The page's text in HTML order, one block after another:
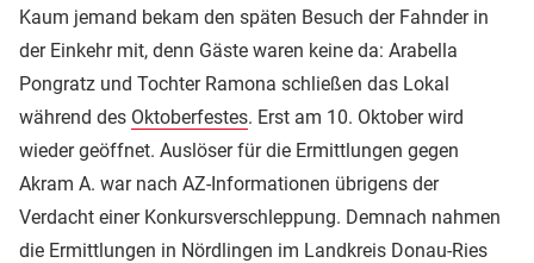
Kaum jemand bekam den späten Besuch der Fahnder in
der Einkehr mit, denn Gäste waren keine da: Arabella
Pongratz und Tochter Ramona schließen das Lokal
während des Oktoberfestes. Erst am 10. Oktober wird
wieder geöffnet. Auslöser für die Ermittlungen gegen
Akram A. war nach AZ-Informationen übrigens der
Verdacht einer Konkursverschleppung. Demnach nahmen
die Ermittlungen in Nördlingen im Landkreis Donau-Ries